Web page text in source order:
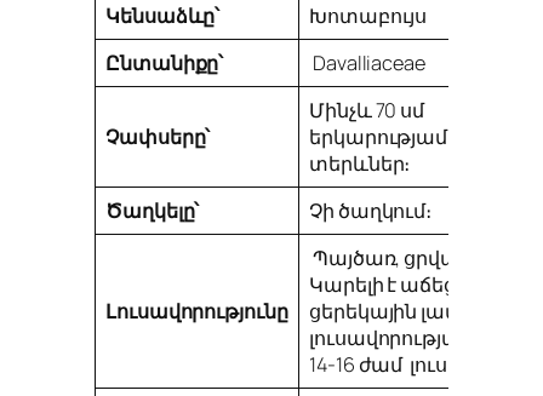
Կենսաձևը՝
Խոտաբույս
Ընտանիքը՝
Davalliaceae
Չափսերը՝
Մինչև 70 սմ
երկարությամբ,
տերևներ։
Ծաղկելը՝
Չի ծաղկում։
Լուսավորությունը
Պայծառ, ցրված լույս։
Կարելի է աճեցնել
ցերեկային լամպերի
լուսավորությամբ՝
14-16 ժամ